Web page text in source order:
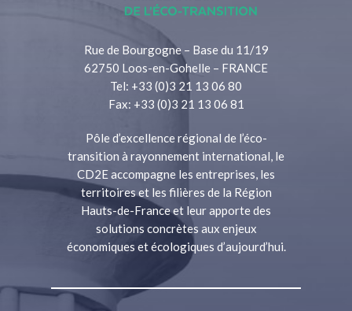
Rue de Bourgogne – Base du 11/19
62750 Loos-en-Gohelle – FRANCE
Tel: +33 (0)3 21 13 06 80
Fax: +33 (0)3 21 13 06 81
Pôle d’excellence régional de l’éco-
transition à rayonnement international, le
CD2E accompagne les entreprises, les
territoires et les filières de la Région
Hauts-de-France et leur apporte des
solutions concrètes aux enjeux
économiques et écologiques d’aujourd’hui.